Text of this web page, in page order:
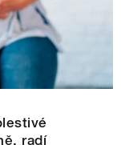
radí